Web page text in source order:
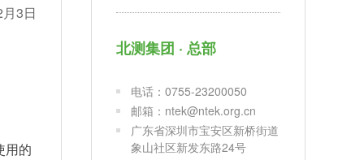
北测集团 · 总部
电话：0755-23200050
邮箱：ntek@ntek.org.cn
广东省深圳市宝安区新桥街道
象山社区新发东路24号
用的